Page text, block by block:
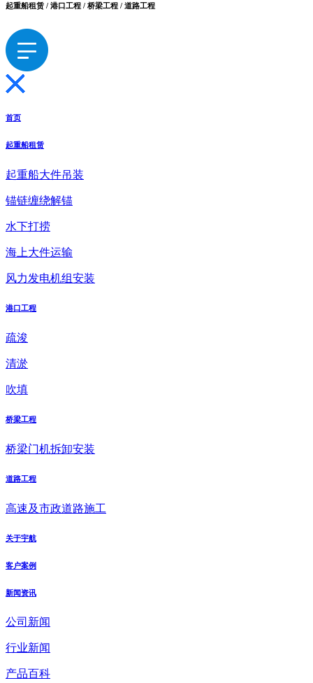
起重船租赁 / 港口工程 / 桥梁工程 / 道路工程
首页
起重船租赁
起重船大件吊装
锚链缠绕解锚
水下打捞
海上大件运输
风力发电机组安装
港口工程
疏浚
清淤
吹填
桥梁工程
桥梁门机拆卸安装
道路工程
高速及市政道路施工
关于宇航
客户案例
新闻资讯
公司新闻
行业新闻
产品百科